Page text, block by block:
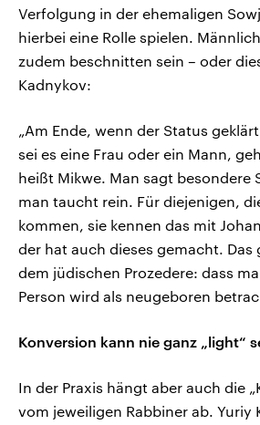
Verfolgung in der ehemaligen
hierbei eine Rolle spielen.
zudem beschnitten sein – oder
Kadnykov:
„Am Ende, wenn der Status
sei es eine Frau oder ein Mann,
heißt Mikwe. Man sagt besondere
man taucht rein. Für diejenigen,
kommen, sie kennen das mit
der hat auch dieses gemacht.
dem jüdischen Prozedere: dass
Person wird als neugeboren
Konversion kann nie ganz „light“
In der Praxis hängt aber auch die
vom jeweiligen Rabbiner ab. Yuriy